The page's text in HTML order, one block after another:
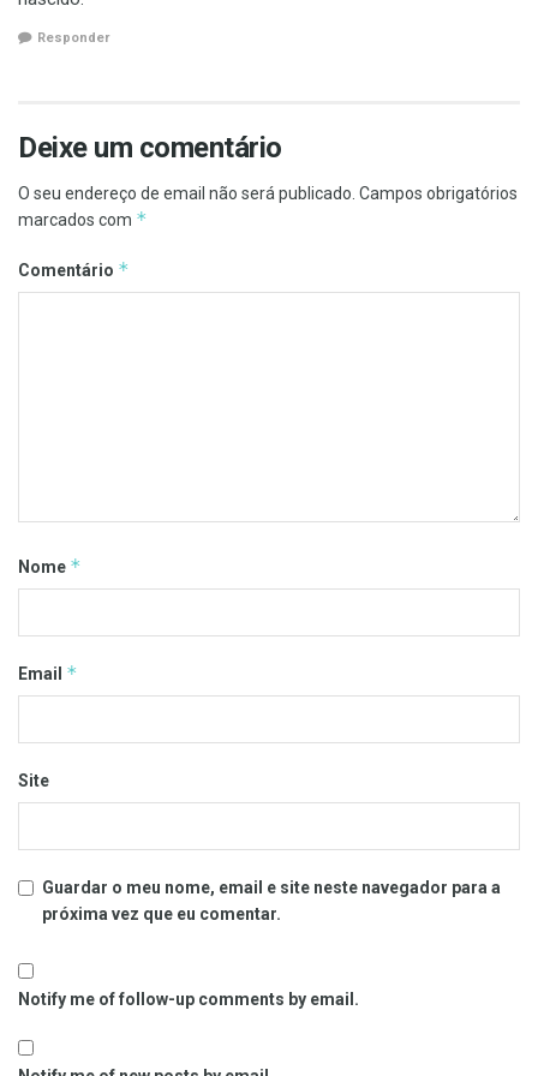
Responder
Deixe um comentário
O seu endereço de email não será publicado. Campos obrigatórios
marcados com *
Comentário *
Nome *
Email *
Site
Guardar o meu nome, email e site neste navegador para a
próxima vez que eu comentar.
Notify me of follow-up comments by email.